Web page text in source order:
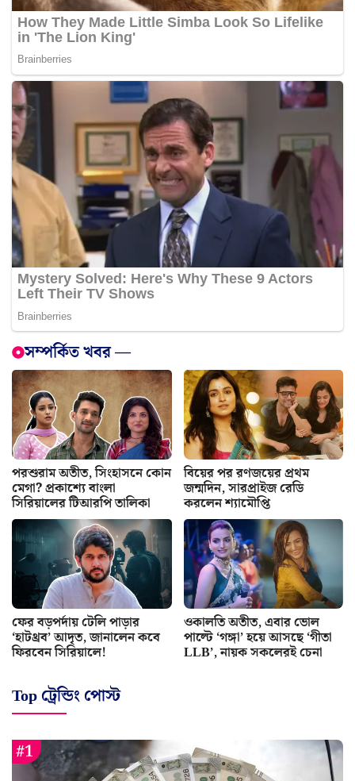
সম্পর্কিত খবর —
পরশুরাম অতীত, সিংহাসনে কোন
মেগা? প্রকাশ্যে বাংলা
সিরিয়ালের টিআরপি তালিকা
বিয়ের পর রণজয়ের প্রথম
জন্মদিন, সারপ্রাইজ রেডি
করলেন শ্যামৌপ্তি
ফের বড়পর্দায় টেলি পাড়ার
‘হাটথ্রব’ আদৃত, জানালেন কবে
ফিরবেন সিরিয়ালে!
ওকালতি অতীত, এবার ভোল
পাল্টে ‘গঙ্গা’ হয়ে আসছে ‘গীতা
LLB’, নায়ক সকলেরই চেনা
Top ট্রেন্ডিং পোস্ট